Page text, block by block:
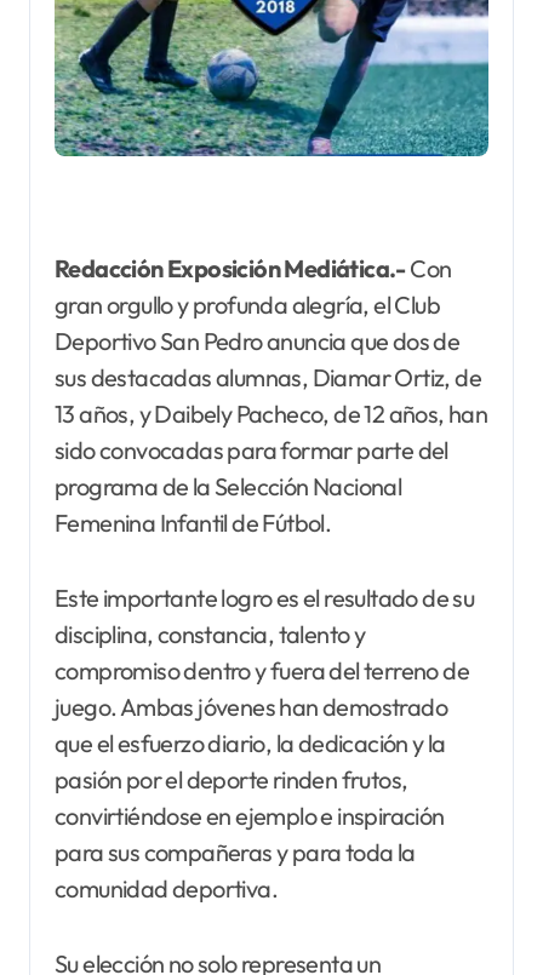
Redacción Exposición Mediática.-Con
gran orgullo y profunda alegría, el Club
Deportivo San Pedro anuncia que dos de
sus destacadas alumnas, Diamar Ortiz, de
13 años, y Daibely Pacheco, de 12 años, han
sido convocadas para formar parte del
programa de la Selección Nacional
Femenina Infantil de Fútbol.
Este importante logro es el resultado de su
disciplina, constancia, talento y
compromiso dentro y fuera del terreno de
juego. Ambas jóvenes han demostrado
que el esfuerzo diario, la dedicación y la
pasión por el deporte rinden frutos,
convirtiéndose en ejemplo e inspiración
para sus compañeras y para toda la
comunidad deportiva.
Su elección no solo representa un